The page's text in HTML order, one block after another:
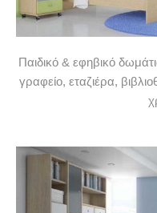
Παιδικό & εφηβικό
γραφείο, εταζιέρα,